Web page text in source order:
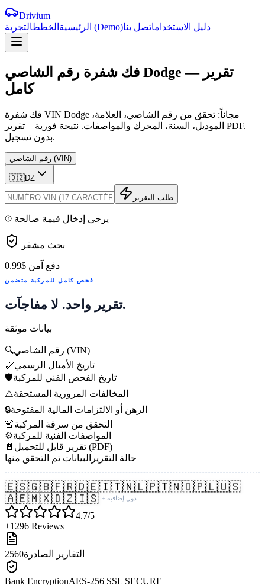
Drivium
الرئيسية الخطط التجربة (Demo) دليل الاستخداماتصل بنا
فك شفرة رقم Dodge— تقرير
كامل
فك شفرة VIN Dodge مجاناً: تحقق من رقم الشاصي، العلامة،
الموديل، السنة، المحرك والمواصفات. نتيجة فورية + تقرير PDF.
بدون تسجيل.
رقم الشاصي (VIN)
🇩🇿DZ
طلب التقرير
يرجى إدخال قيمة صالحة
بحث مشفر
دفع آمن $0.99
فحص كامل للمركبة متضمن
تقرير واحد. لا مفاجآت.
بيانات موثقة
🔍
رقم الشاصي (VIN)
📏تاريخ الأميال الرسمي
🛡️تاريخ الفحص الفني للمركبة
⚠️المخالفات المرورية المستحقة
🔒الرهن أو الالتزامات المالية المفتوحة
🚨التحقق من سرقة المركبة
⚙️المواصفات الفنية للمركبة
📄
تقرير قابل للتحميل (PDF)
حالة التقرير البيانات تم التحقق منها
🇪🇸🇬🇧🇫🇷🇩🇪🇮🇹🇳🇱🇵🇹🇳🇴🇵🇱🇺🇸
🇦🇪🇲🇽🇩🇿🇮🇸 + دول إضافية
4.7/5
+1296 Reviews
2560التقارير الصادرة
Bank EncryptionAES-256 SSL SECURE